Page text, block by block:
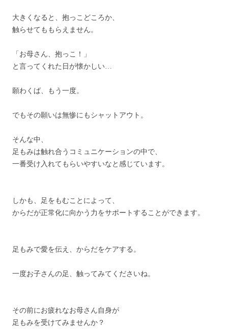
大きくなると、抱っこどころか、
触らせてももらえません。
「お母さん、抱っこ！」
と言ってくれた日が懐かしい…
願わくば、もう一度。
でもその願いは無惨にもシャットアウト。
そんな中、
足もみは触れ合うコミュニケーションの中で、
一番受け入れてもらいやすいなと感じています。
しかも、足をもむことによって、
からだが正常化に向かう力をサポートすることができます。
足もみで愛を伝え、からだをケアする。
一度お子さんの足、触ってみてくださいね。
その前にお疲れなお母さん自身が
足もみを受けてみませんか？